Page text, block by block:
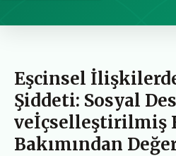
Eşcinsel
Şiddeti: Sosyal
veİçselleştirilmiş
Bakımından